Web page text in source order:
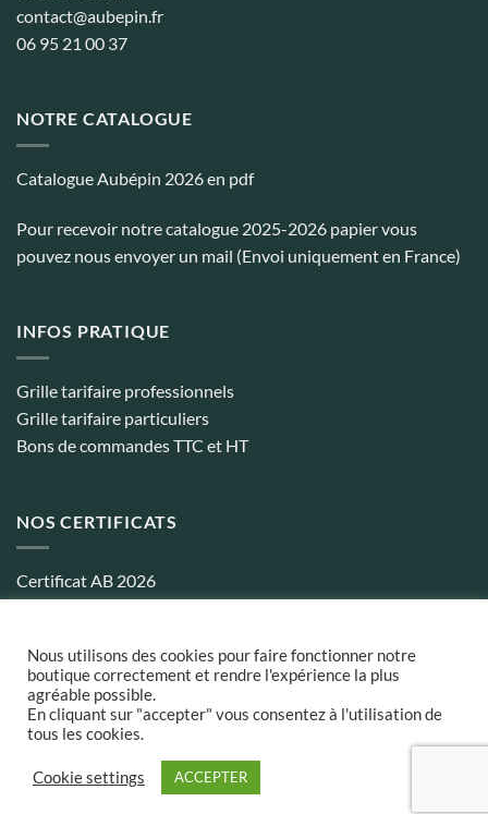
contact@aubepin.fr
06 95 21 00 37
NOTRE CATALOGUE
Catalogue Aubépin 2026 en pdf
Pour recevoir notre catalogue 2025-2026 papier vous
pouvez nous envoyer un mail (Envoi uniquement en France)
INFOS PRATIQUE
Grille tarifaire professionnels
Grille tarifaire particuliers
Bons de commandes TTC et HT
NOS CERTIFICATS
Certificat AB 2026
Conditions générales de ventes
et délais de Livraison
Copyright 2026 ©
Nous utilisons des cookies pour faire fonctionner notre
boutique correctement et rendre l'expérience la plus
agréable possible.
En cliquant sur "accepter" vous consentez à l'utilisation de
tous les cookies.
Cookie settings ACCEPTER